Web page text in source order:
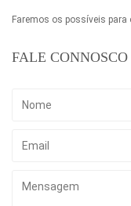
Faremos os possíveis para
FALE CONNOSCO